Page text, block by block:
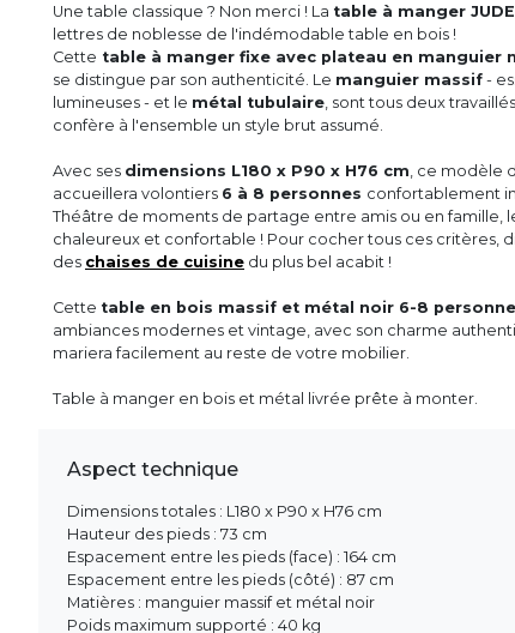
Une table classique ? Non merci ! La table à manger JUDE
lettres de noblesse de l'indémodable table en bois !
Cette table à manger fixe avec plateau en manguier
se distingue par son authenticité. Le manguier massif -
lumineuses - et le métal tubulaire, sont tous deux
confère à l'ensemble un style brut assumé.
Avec ses dimensions L180 x P90 x H76 cm, ce modèle
accueillera volontiers 6 à 8 personnes confortablement
Théâtre de moments de partage entre amis ou en famille,
chaleureux et confortable ! Pour cocher tous ces critères,
des chaises de cuisine du plus bel acabit !
Cette table en bois massif et métal noir 6-8
ambiances modernes et vintage, avec son charme
mariera facilement au reste de votre mobilier.
Table à manger en bois et métal livrée prête à monter.
Aspect technique
Dimensions totales : L180 x P90 x H76 cm
Hauteur des pieds : 73 cm
Espacement entre les pieds (face) : 164 cm
Espacement entre les pieds (côté) : 87 cm
Matières : manguier massif et métal noir
Poids maximum supporté : 40 kg